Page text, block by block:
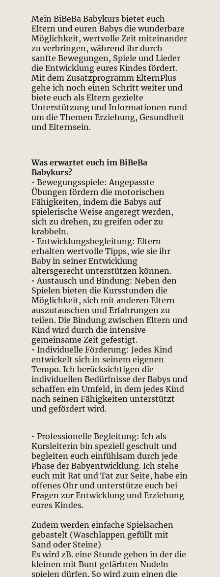
Mein BiBeBa Babykurs bietet euch
Eltern und euren Babys die wunderbare
Möglichkeit, wertvolle Zeit miteinander
zu verbringen, während ihr durch
sanfte Bewegungen, Spiele und Lieder
die Entwicklung eures Kindes fördert.
Mit dem Zusatzprogramm ElternPlus
gehe ich noch einen Schritt weiter und
biete euch als Eltern gezielte
Unterstützung und Informationen rund
um die Themen Erziehung, Gesundheit
und Elternsein.
Was erwartet euch im BiBeBa
Babykurs?
• Bewegungsspiele: Angepasste
Übungen fördern die motorischen
Fähigkeiten, indem die Babys auf
spielerische Weise angeregt werden,
sich zu drehen, zu greifen oder zu
krabbeln.
• Entwicklungsbegleitung: Eltern
erhalten wertvolle Tipps, wie sie ihr
Baby in seiner Entwicklung
altersgerecht unterstützen können.
• Austausch und Bindung: Neben den
Spielen bieten die Kursstunden die
Möglichkeit, sich mit anderen Eltern
auszutauschen und Erfahrungen zu
teilen. Die Bindung zwischen Eltern und
Kind wird durch die intensive
gemeinsame Zeit gefestigt.
• Individuelle Förderung: Jedes Kind
entwickelt sich in seinem eigenen
Tempo. Ich berücksichtigen die
individuellen Bedürfnisse der Babys und
schaffen ein Umfeld, in dem jedes Kind
nach seinen Fähigkeiten unterstützt
und gefördert wird.
• Professionelle Begleitung: Ich als
Kursleiterin bin speziell geschult und
begleiten euch einfühlsam durch jede
Phase der Babyentwicklung. Ich stehe
euch mit Rat und Tat zur Seite, habe ein
offenes Ohr und unterstütze euch bei
Fragen zur Entwicklung und Erziehung
eures Kindes.
Zudem werden einfache Spielsachen
gebastelt (Waschlappen gefüllt mit
Sand oder Steine)
Es wird zB. eine Stunde geben in der die
kleinen mit Bunt gefärbten Nudeln
spielen dürfen. So wird zum einen die